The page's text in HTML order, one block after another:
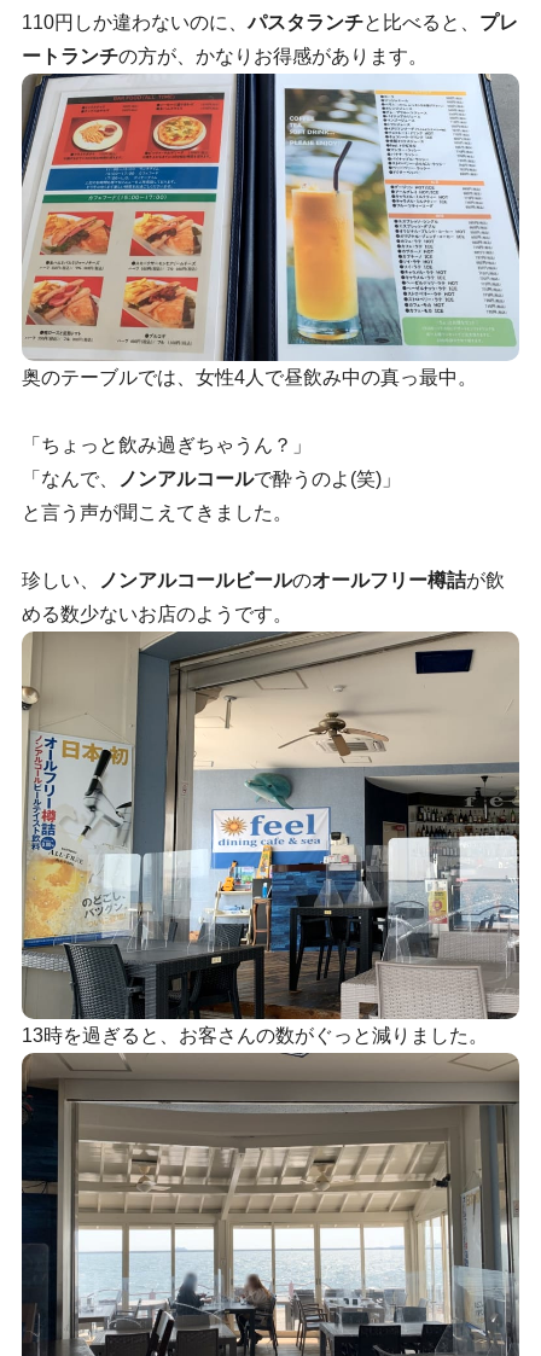
110円しか違わないのに、パスタランチと比べると、 プレ
ートランチの方が、かなりお得感があります。
奥のテーブルでは、女性4人で昼飲み中の真っ最中。
「ちょっと飲み過ぎちゃうん？」
「なんで、
ノンアルコールで酔うのよ(笑)」
と言う声が聞こえてきました。
珍しい、 ノンアルコールビールのオールフリー樽詰が飲
める数少ないお店のようです。
13時を過ぎると、お客さんの数がぐっと減りました。